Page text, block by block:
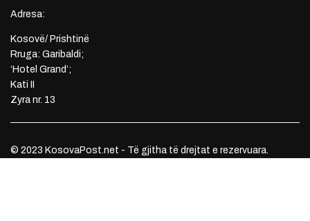
Adresa:
Kosovë/ Prishtinë
Rruga: Garibaldi;
‘Hotel Grand’;
Kati II
Zyra nr. 13
© 2023 KosovaPost.net - Të gjitha të drejtat e rezervuara.